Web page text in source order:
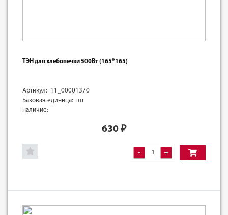
ТЭН для хлебопечки 500Вт (165*165)
Артикул: 11_00001370
Базовая единица: шт
наличие:
630 ₽
- +